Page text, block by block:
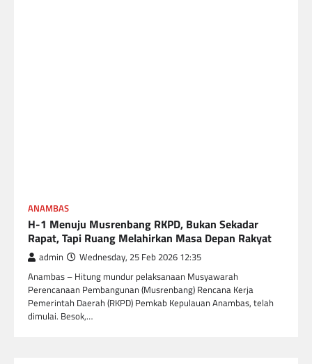
ANAMBAS
H-1 Menuju Musrenbang RKPD, Bukan Sekadar
Rapat, Tapi Ruang Melahirkan Masa Depan Rakyat
admin Wednesday, 25 Feb 2026 12:35
Anambas – Hitung mundur pelaksanaan Musyawarah
Perencanaan Pembangunan (Musrenbang) Rencana Kerja
Pemerintah Daerah (RKPD) Pemkab Kepulauan Anambas, telah
dimulai. Besok,…